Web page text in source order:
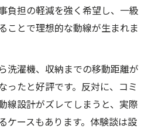
負担の軽減を強く希望し、一級
ことで理想的な動線が生まれま
洗濯機、収納までの移動距離が
ったと好評です。反対に、コミ
線設計がズレてしまうと、実際
ケースもあります。体験談は設